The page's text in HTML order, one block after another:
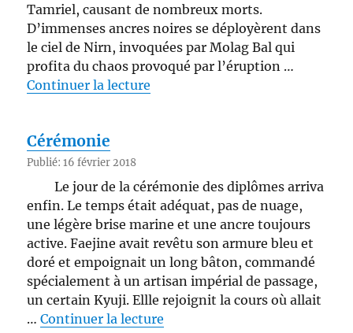
Tamriel, causant de nombreux morts.
D’immenses ancres noires se déployèrent dans
le ciel de Nirn, invoquées par Molag Bal qui
profita du chaos provoqué par l’éruption …
Continuer la lecture
Cérémonie
Publié: 16 février 2018
Le jour de la cérémonie des diplômes arriva
enfin. Le temps était adéquat, pas de nuage,
une légère brise marine et une ancre toujours
active. Faejine avait revêtu son armure bleu et
doré et empoignait un long bâton, commandé
spécialement à un artisan impérial de passage,
un certain Kyuji. Ellle rejoignit la cours où allait
…Continuer la lecture